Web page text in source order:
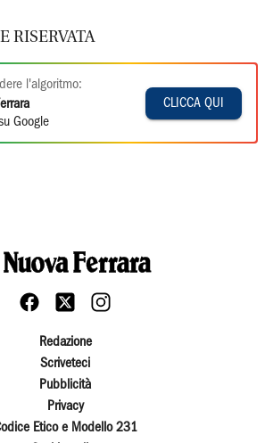
RISERVATA
l'algoritmo:
Google
CLICCA QUI
Redazione
Scriveteci
Pubblicità
Privacy
Etico e Modello 231